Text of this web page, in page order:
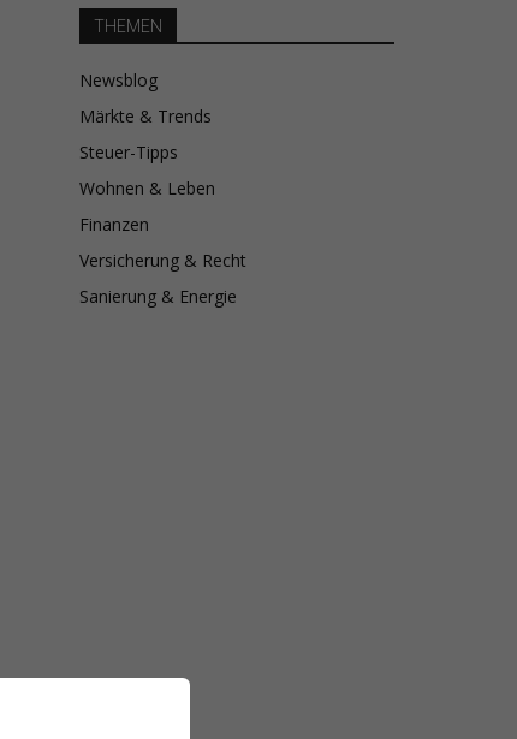
THEMEN
Newsblog
Märkte & Trends
Steuer-Tipps
Wohnen & Leben
Finanzen
Versicherung & Recht
Sanierung & Energie